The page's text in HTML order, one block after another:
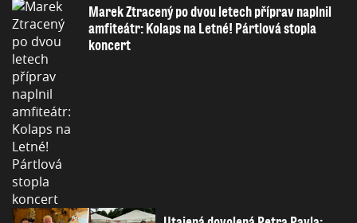
Marek Ztracený po dvou letech příprav naplnil
amfiteátr: Kolaps na Letné! Pártlová stopla
koncert